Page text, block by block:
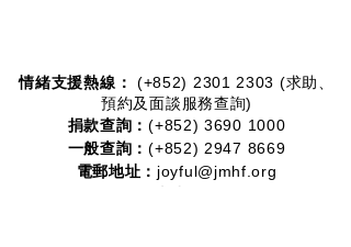
情緒支援熱線：​​ (+852) 2301 2303 (求助、
預約及面談服務查詢)
捐款查詢：(+852)3690 1000
一般查詢：(+852) 2947 8669
電郵地址： joyful@jmhf.org